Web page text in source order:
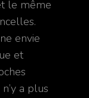
le même
envie
et
a plus